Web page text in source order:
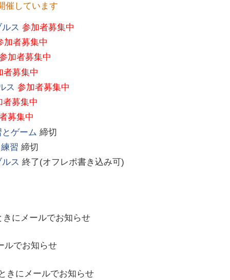
催しています
ス 参加者募集中
加者募集中
加者募集中
者募集中
ス 参加者募集中
者募集中
募集中
ゲーム 締切
習 締切
ス 終了(オフレポ書き込み可)
にメールでお知らせ
ルでお知らせ
きにメールでお知らせ